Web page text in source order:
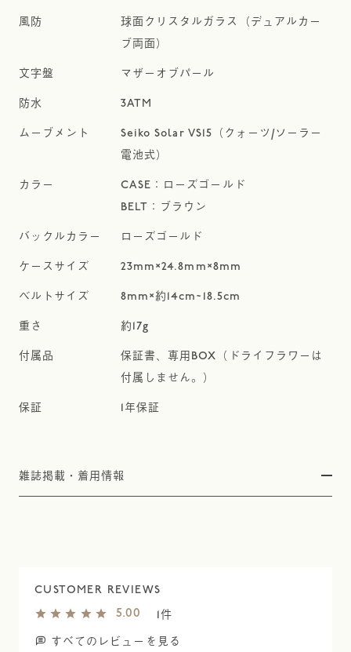
球面クリスタルガラス（デュアルカー
ブ両面）
マザーオブパール
3ATM
Seiko Solar VS15（クォーツ/ソーラー
電池式）
CASE：ローズゴールド
BELT：ブラウン
ローズゴールド
23mm×24.8mm×8mm
8mm×約14cm~18.5cm
約17g
保証書、専用BOX（ドライフラワーは
付属しません。）
1年保証
雑誌掲載・着用情報
5.00
1
すべてのレビューを見る